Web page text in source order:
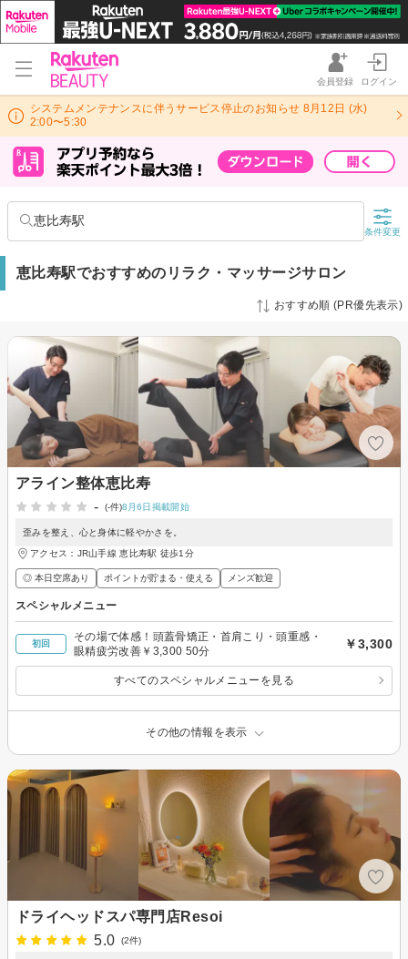
会員登録 ログイン
システムメンテナンスに伴うサービス停止のお知らせ 8月12日 (水)
2:00〜5:30
恵比寿駅
条件変更
恵比寿駅でおすすめのリラク・マッサージサロン
おすすめ順 (PR優先表示)
アライン整体恵比寿
-
(-件)8月6日掲載開始
歪みを整え、心と身体に軽やかさを。
アクセス：JR山手線 恵比寿駅 徒歩1分
◎ 本日空席あり ポイントが貯まる・使える メンズ歓迎
スペシャルメニュー
初回
その場で体感！頭蓋骨矯正・首肩こり・頭重感・
眼精疲労改善￥3,300 50分
￥3,300
すべてのスペシャルメニューを見る
その他の情報を表示
ドライヘッドスパ専門店Resoi
5.0
(2件)